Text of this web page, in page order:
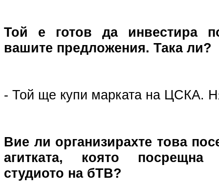
Той е готов да инвестира
вашите предложения. Така ли?
- Той ще купи марката на ЦСКА.
Вие ли организирахте това
агитката, която
студиото на бТВ?